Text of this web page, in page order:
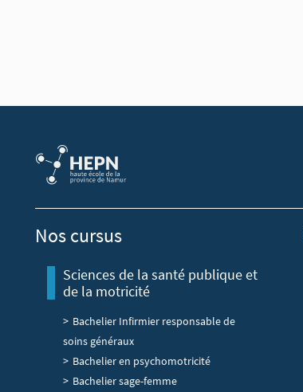
Nos cursus
Sciences de la santé publique et
de la motricité
Bachelier Infirmier responsable de
soins généraux
Bachelier en psychomotricité
Bachelier sage-femme